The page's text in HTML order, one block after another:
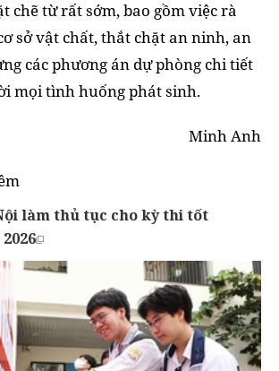
chẽ từ rất sớm, bao gồm việc rà
sở vật chất, thắt chặt an ninh, an
các phương án dự phòng chi tiết
mọi tình huống phát sinh.
Minh Anh
làm thủ tục cho kỳ thi tốt